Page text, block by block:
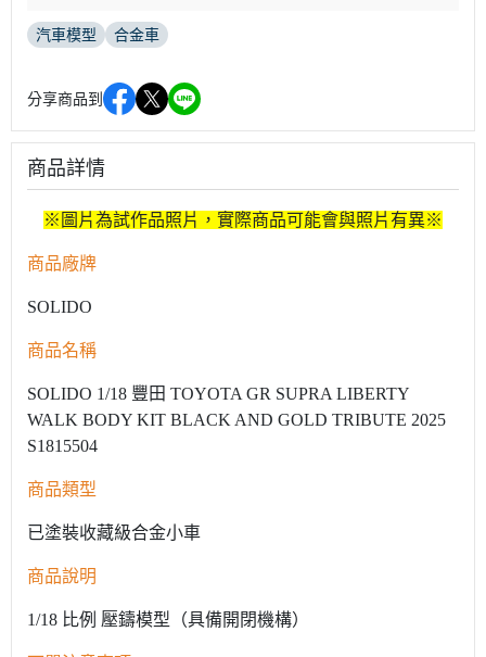
汽車模型 合金車
分享商品到
商品詳情
※圖片為試作品照片，實際商品可能會與照片有異※
商品廠牌
SOLIDO
商品名稱
SOLIDO 1/18 豐田 TOYOTA GR SUPRA LIBERTY
WALK BODY KIT BLACK AND GOLD TRIBUTE 2025
S1815504
商品類型
已塗裝收藏級合金小車
商品說明
1/18 比例 壓鑄模型（具備開閉機構）